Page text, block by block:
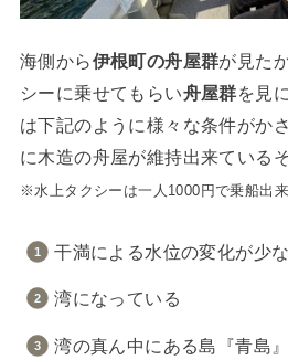
海側から伊根町の舟屋群が見た
シーに乗せてもらい舟屋群を見
は下記のように様々な条件がか
に木造の舟屋が維持出来ている
※水上タクシーは一人1000円で乗船出来
干満による水位の変化が少
湾になっている
湾の真ん中にある島『青島